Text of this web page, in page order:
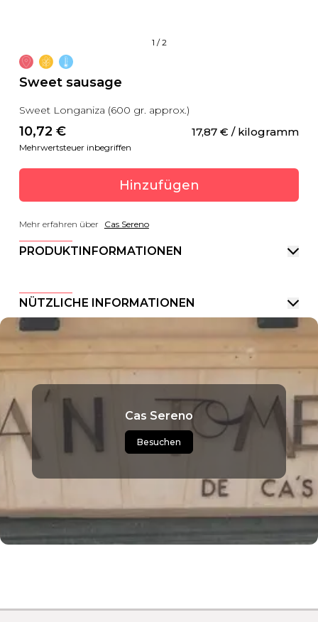
1 /2
Sweet sausage
Sweet Longaniza (600 gr. approx.)
10,72 € 17,87 € / kilogramm
Mehrwertsteuer inbegriffen
Hinzufügen
Mehr erfahren über Cas Sereno
PRODUKTINFORMATIONEN
NÜTZLICHE INFORMATIONEN
Cas Sereno
Besuchen